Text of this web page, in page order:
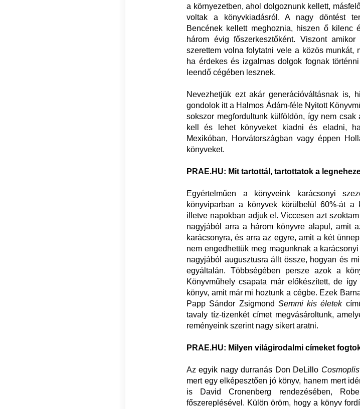
a környezetben, ahol dolgoznunk kellett,
voltak a könyvkiadásról. A nagy döntést
Bencének kellett meghoznia, hiszen ő kilenc
három évig főszerkesztőként. Viszont
szerettem volna folytatni vele a közös munkát,
ha érdekes és izgalmas dolgok fognak
leendő cégében lesznek.
Nevezhetjük ezt akár generációváltásnak is,
gondolok itt a Halmos Ádám-féle Nyitott
sokszor megfordultunk külföldön, így nem csak
kell és lehet könyveket kiadni és eladni,
Mexikóban, Horvátországban vagy éppen
könyveket.
PRAE.HU: Mit tartottál, tartottatok a
Egyértelműen a könyveink karácsonyi
könyviparban a könyvek körülbelül 60%-át a
illetve napokban adjuk el. Viccesen azt
nagyjából arra a három könyvre alapul, amit
karácsonyra, és arra az egyre, amit a két
nem engedhettük meg magunknak a
nagyjából augusztusra állt össze, hogyan és
egyáltalán. Többségében persze azok a
Könyvműhely csapata már előkészített, de
könyv, amit már mi hoztunk a cégbe. Ezek
Papp Sándor Zsigmond Semmi kis életek
tavaly tíz-tizenkét címet megvásároltunk,
reményeink szerint nagy sikert aratni.
PRAE.HU: Milyen világirodalmi címeket
Az egyik nagy durranás Don DeLillo Cosmoplis
mert egy elképesztően jó könyv, hanem mert
is David Cronenberg rendezésében,
főszereplésével. Külön öröm, hogy a könyv